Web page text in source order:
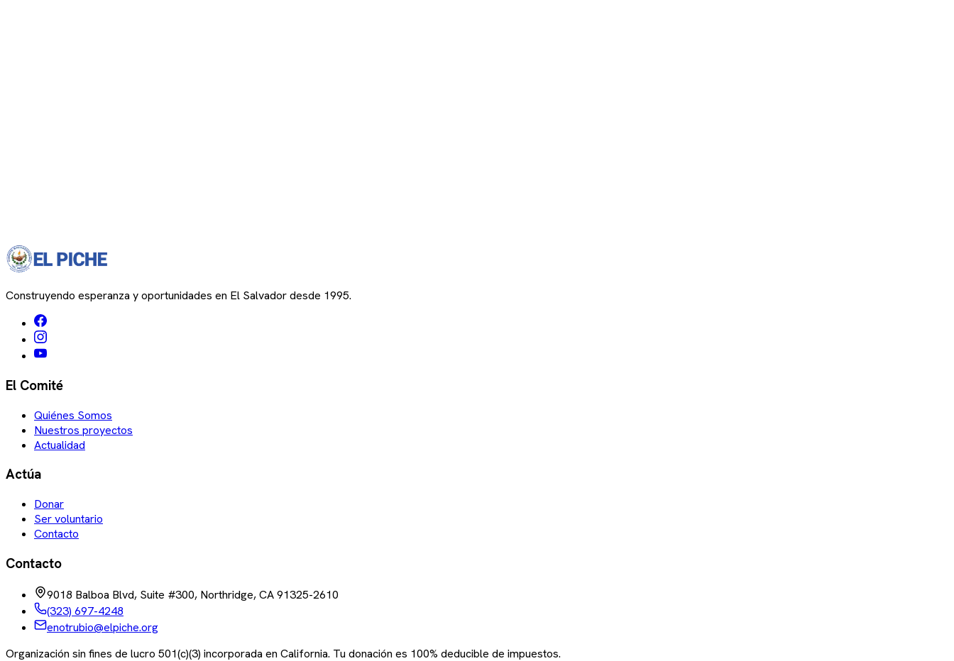
Construyendo esperanza y oportunidades en El Salvador desde 1995.
El Comité
Quiénes Somos
Nuestros proyectos
Actualidad
Actúa
Donar
Ser voluntario
Contacto
Contacto
9018 Balboa Blvd, Suite #300, Northridge, CA 91325-2610
(323) 697-4248
enotrubio@elpiche.org
Organización sin fines de lucro 501(c)(3) incorporada en California. Tu donación es 100% deducible de impuestos.